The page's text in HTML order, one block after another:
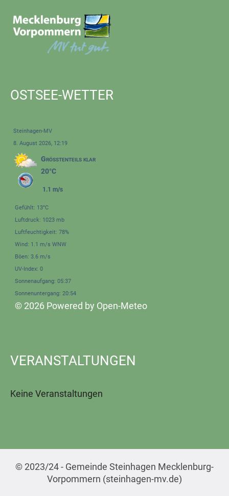
OSTSEE-WETTER
Steinhagen-MV
8. August 2026, 12:19
Größtenteils klar
20°C
1.1 m/s
Gefühlt: 13°C
Luftdruck: 1023 mb
Luftfeuchtigkeit: 78%
Wind: 1.1 m/s WNW
Böen: 3.6 m/s
UV-Index: 0
Sonnenaufgang: 05:37
Sonnenuntergang: 20:54
© 2026 Powered by Open-Meteo
VERANSTALTUNGEN
Keine Veranstaltungen
© 2023/24 - Gemeinde Steinhagen Mecklenburg-
Vorpommern (steinhagen-mv.de)